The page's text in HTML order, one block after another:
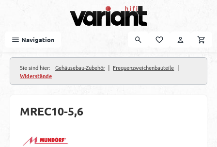
Navigation
Sie sind hier: Gehäusebau-Zubehör | Frequenzweichenbauteile |
Widerstände
MREC10-5,6